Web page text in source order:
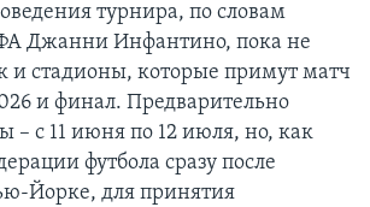
турнира, по словам
Джанни Инфантино, пока не
и стадионы, которые примут матч
и финал. Предварительно
– с 11 июня по 12 июля, но, как
футбола сразу после
Йорке, для принятия